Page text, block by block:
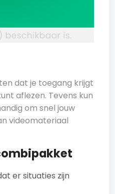
dat je toegang krijgt
aflezen. Tevens kun
om snel jouw
videomateriaal
er situaties zijn